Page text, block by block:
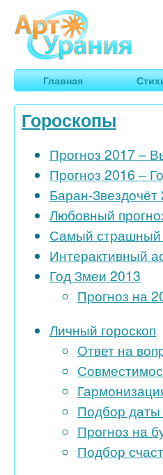
АртУрания
Умные гороскопы,
Главная
Гороскопы
Прогноз 2017 –
Прогноз 2016 –
Баран-Звездочёт
Любовный
Самый страшный
Интерактивный
Год Змеи 2013
Прогноз на
Личный гороскоп
Ответ на
Подбор
Прогноз на
Подбор